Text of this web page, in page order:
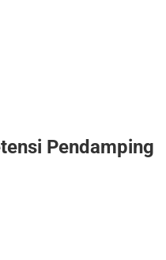
Pendamping